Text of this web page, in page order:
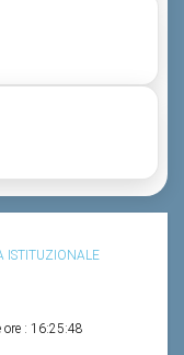
ISTITUZIONALE
ore : 16:25:48